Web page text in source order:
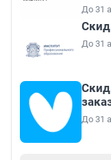
До 31
До 31
До 31